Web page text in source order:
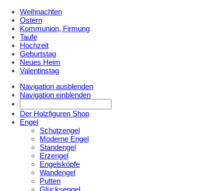
Weihnachten
Ostern
Kommunion, Firmung
Taufe
Hochzeit
Geburtstag
Neues Heim
Valentinstag
Navigation ausblenden
Navigation einblenden
Der Holzfiguren Shop
Engel
Schutzengel
Moderne Engel
Standengel
Erzengel
Engelsköpfe
Wandengel
Putten
Glücksengel